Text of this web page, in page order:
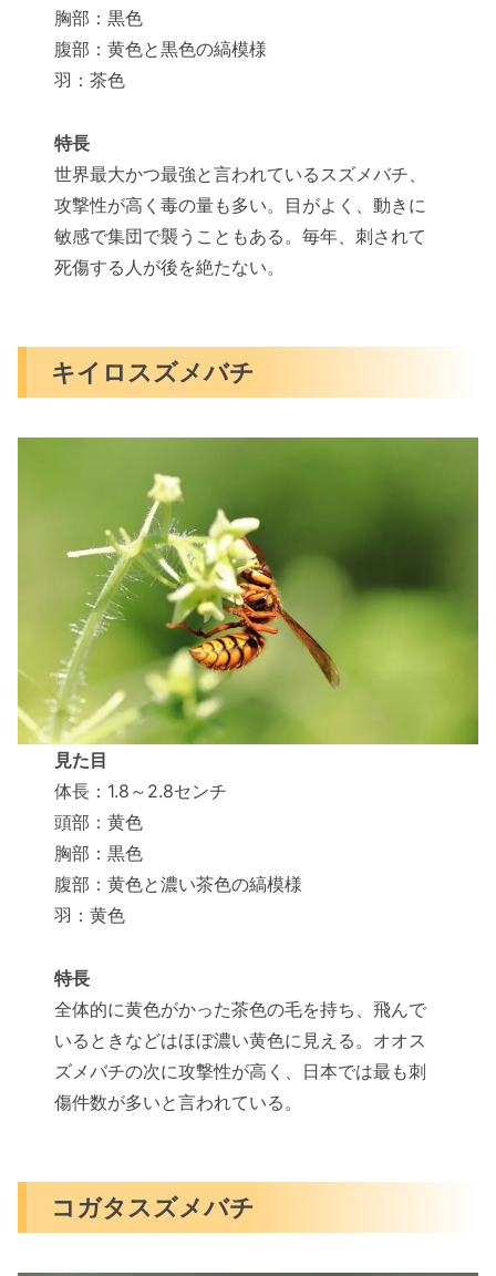
胸部：黒色
腹部：黄色と黒色の縞模様
羽：茶色
特長
世界最大かつ最強と言われているスズメバチ、
攻撃性が高く毒の量も多い。目がよく、動きに
敏感で集団で襲うこともある。毎年、刺されて
死傷する人が後を絶たない。
キイロスズメバチ
見た目
体長：1.8～2.8センチ
頭部：黄色
胸部：黒色
腹部：黄色と濃い茶色の縞模様
羽：黄色
特長
全体的に黄色がかった茶色の毛を持ち、飛んで
いるときなどはほぼ濃い黄色に見える。オオス
ズメバチの次に攻撃性が高く、日本では最も刺
傷件数が多いと言われている。
コガタスズメバチ